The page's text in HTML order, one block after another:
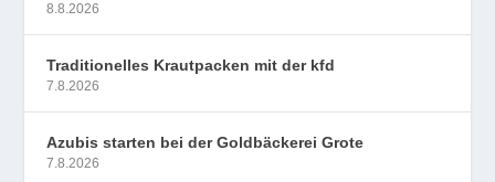
8.8.2026
Traditionelles Krautpacken mit der kfd
7.8.2026
Azubis starten bei der Goldbäckerei Grote
7.8.2026